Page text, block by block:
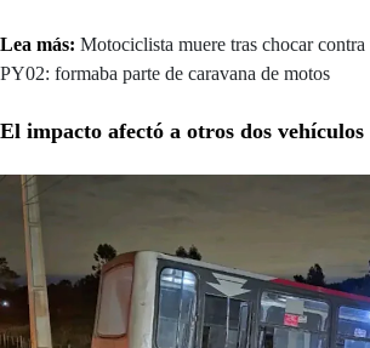
Lea más: Motociclista muere tras chocar
PY02: formaba parte de caravana de motos
El impacto afectó a otros dos vehículos